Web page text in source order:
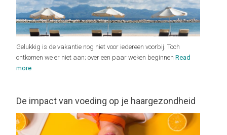
Gelukkig is de vakantie nog niet voor iedereen voorbij. Toch
ontkomen we er niet aan; over een paar weken beginnenRead
more
De impact van voeding op je haargezondheid